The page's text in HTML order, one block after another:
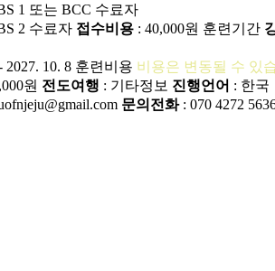
1 또는 BCC 수료자
2 수료자 접수비용 : 40,000원 훈련기간
2027. 10. 8 훈련비용 비용은 변동될 수 있
원 전도여행 : 기타정보 진행언어 : 한국
문의전화: 070 4272